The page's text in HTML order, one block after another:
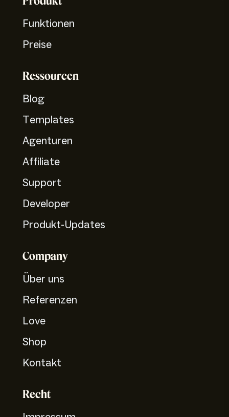
Funktionen
Preise
Ressourcen
Blog
Templates
Agenturen
Affiliate
Support
Developer
Produkt-Updates
Company
Über uns
Referenzen
Love
Shop
Kontakt
Recht